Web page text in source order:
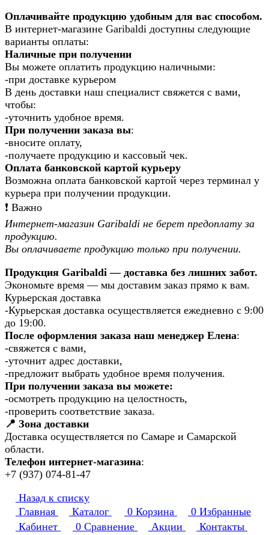
Оплачивайте продукцию удобным для вас способом.
В интернет-магазине Garibaldi доступны следующие
варианты оплаты:
Наличные при получении
Вы можете оплатить продукцию наличными:
-при доставке курьером
В день доставки наш специалист свяжется с вами,
чтобы:
-уточнить удобное время.
При получении заказа вы:
-вносите оплату,
-получаете продукцию и кассовый чек.
Оплата банковской картой курьеру
Возможна оплата банковской картой через терминал у
курьера при получении продукции.
❗️ Важно
Интернет-магазин Garibaldi не берет предоплату за
продукцию.
Вы оплачиваете продукцию только при получении.
Продукция Garibaldi — доставка без лишних забот.
Экономьте время — мы доставим заказ прямо к вам.
Курьерская доставка
-Курьерская доставка осуществляется ежедневно с 9:00
до 19:00.
После оформления заказа наш менеджер Елена:
-свяжется с вами,
-уточнит адрес доставки,
-предложит выбрать удобное время получения.
При получении заказа вы можете:
-осмотреть продукцию на целостность,
-проверить соответствие заказа.
📍 Зона доставки
Доставка осуществляется по Самаре и Самарской
области.
Телефон интернет-магазина:
+7 (937) 074-81-47
Назад к списку
Главная
Каталог 0 Корзина 0 Избранные
Кабинет
0 Сравнение Акции
Контакты